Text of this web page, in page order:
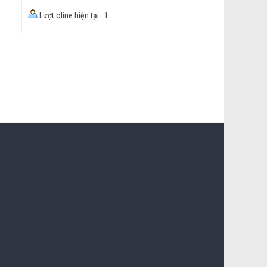
Lượt oline hiện tại : 1